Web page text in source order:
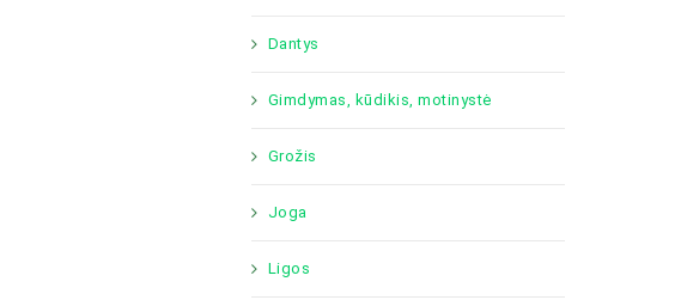
Dantys
Gimdymas, kūdikis, motinystė
Grožis
Joga
Ligos